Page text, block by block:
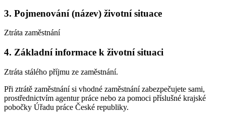
3. Pojmenování (název) životní situace
Ztráta zaměstnání
4. Základní informace k životní situaci
Ztráta stálého příjmu ze zaměstnání.
Při ztrátě zaměstnání si vhodné zaměstnání zabezpečujete sami,
prostřednictvím agentur práce nebo za pomoci příslušné krajské
pobočky Úřadu práce České republiky.